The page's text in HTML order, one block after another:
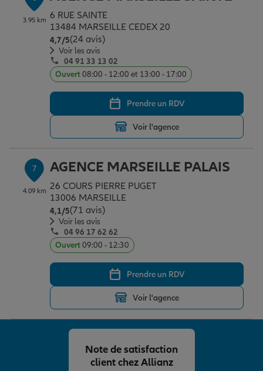
3.95 km 6 RUE SAINTE
13484 MARSEILLE CEDEX 20
4,7/5Note de 4.7 sur 5
(24 avis)
Voir les avis
04 91 33 13 02
Ouvert08:00 - 12:00 et 13:00 - 17:00
Prendre un RDV
Voir l'agence
7
4.09 km
AGENCE MARSEILLE PALAIS
26 COURS PIERRE PUGET
13006 MARSEILLE
4,1/5Note de 4.1 sur 5
(71 avis)
Voir les avis
04 96 17 62 62
Ouvert09:00 - 12:30
Prendre un RDV
Voir l'agence
Note de satisfaction
client chez Allianz